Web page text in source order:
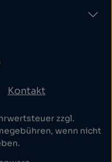
Kontakt
zzgl.
wenn nicht